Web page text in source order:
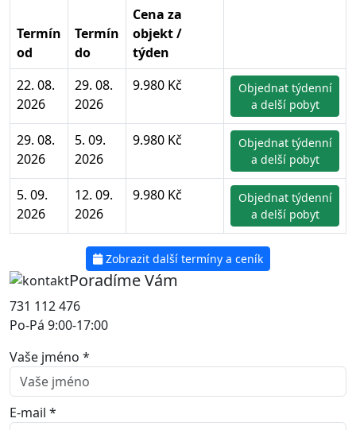
Termín
od
Termín
do
Cena za
objekt /
týden
22. 08.
2026
29. 08.
2026
9.980 Kč
Objednat týdenní
a delší pobyt
29. 08.
2026
5. 09.
2026
9.980 Kč
Objednat týdenní
a delší pobyt
5. 09.
2026
12. 09.
2026
9.980 Kč
Objednat týdenní
a delší pobyt
Zobrazit další termíny a ceník
Poradíme Vám
731 112 476
Po-Pá 9:00-17:00
Vaše jméno *
E-mail *